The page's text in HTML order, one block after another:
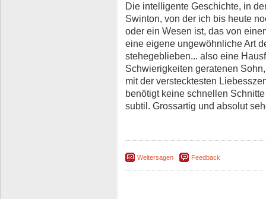
Die intelligente Geschichte, in
Swinton, von der ich bis heute
oder ein Wesen ist, das von
eine eigene ungewöhnliche Art
stehegeblieben... also eine
Schwierigkeiten geratenen
mit der verstecktesten
benötigt keine schnellen
subtil. Grossartig und absolut
Weitersagen Feedback